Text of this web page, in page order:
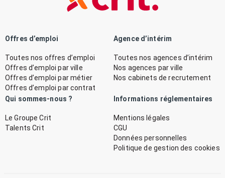
Offres d’emploi
Toutes nos offres d’emploi
Offres d’emploi par ville
Offres d’emploi par métier
Offres d’emploi par contrat
Agence d’intérim
Toutes nos agences d’intérim
Nos agences par ville
Nos cabinets de recrutement
Qui sommes-nous ?
Le Groupe Crit
Talents Crit
Informations réglementaires
Mentions légales
CGU
Données personnelles
Politique de gestion des cookies